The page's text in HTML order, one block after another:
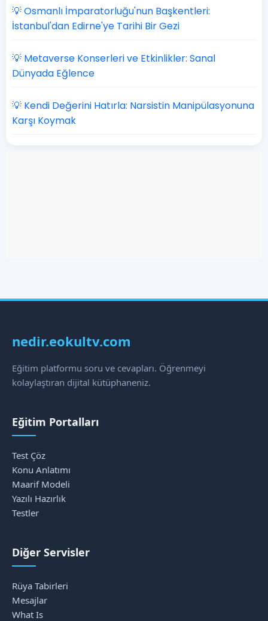
💡 Osmanlı İmparatorluğu'nun Başkentleri:
İstanbul'dan Edirne'ye Tarihi Bir Gezi
💡 Metaverse Konserleri ve Etkinlikler: Sanal
Dünyada Eğlence
💡 Kendi Değerini Hatırla: Narsistin Manipülasyonuna
Karşı Koymak
nedir.eokultv.com
Eğitim platformu soru ve cevapları. Öğrenmeyi
kolaylaştıran dijital kütüphaneniz.
Eğitim Portalları
Test Çöz
Konu Anlatımı
Maarif Modeli
Yazılı Hazırlık
Testler
Diğer Servisler
Rüya Tabirleri
Mesajlar
What Is